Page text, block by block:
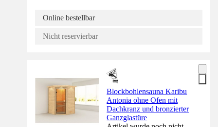
Online bestellbar
Nicht reservierbar
Blockbohlensauna Karibu
Antonia ohne Ofen mit
Dachkranz und bronzierter
Ganzglastüre